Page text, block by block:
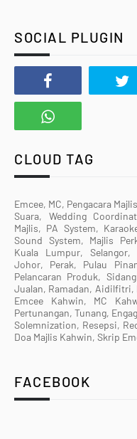
SOCIAL PLUGIN
CLOUD TAG
Emcee, MC, Pengacara
Suara, Wedding
Majlis, PA System,
Sound System, Majlis
Kuala Lumpur, Selangor,
Johor, Perak, Pulau
Pelancaran Produk,
Jualan, Ramadan, Aidilfitri,
Emcee Kahwin, MC
Pertunangan, Tunang,
Solemnization, Resepsi,
Doa Majlis Kahwin, Skrip
FACEBOOK